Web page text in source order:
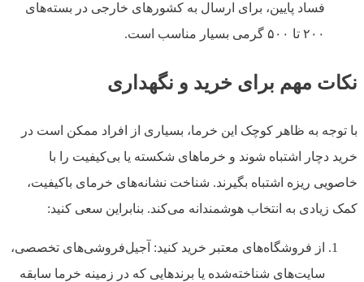
فساد پایین، برای ارسال به کشورهای خارجی در بسته‌های
۲۰۰ تا ۵۰۰ گرمی بسیار مناسب است.
نکات مهم برای خرید و نگهداری
با توجه به ظاهر کوچک این خرما، بسیاری از افراد ممکن است در
خرید دچار اشتباه شوند و خرماهای شکسته یا بی‌کیفیت را با
خاصویی ریزه اشتباه بگیرند. شناخت نشانه‌های خرمای باکیفیت،
کمک زیادی به انتخاب هوشمندانه می‌کند. بنابراین سعی کنید:
از فروشگاه‌های معتبر خرید کنید: آجیل‌فروشی‌های تخصصی،
سایت‌های شناخته‌شده یا برندهایی که در زمینه خرما سابقه